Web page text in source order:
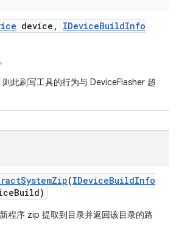
device , IDeviceBuildInfo
此刷写工具的行为与 DeviceFlasher 超
SystemZip(IDeviceBuildInfo
Build)
程序 zip 提取到目录并返回该目录的路